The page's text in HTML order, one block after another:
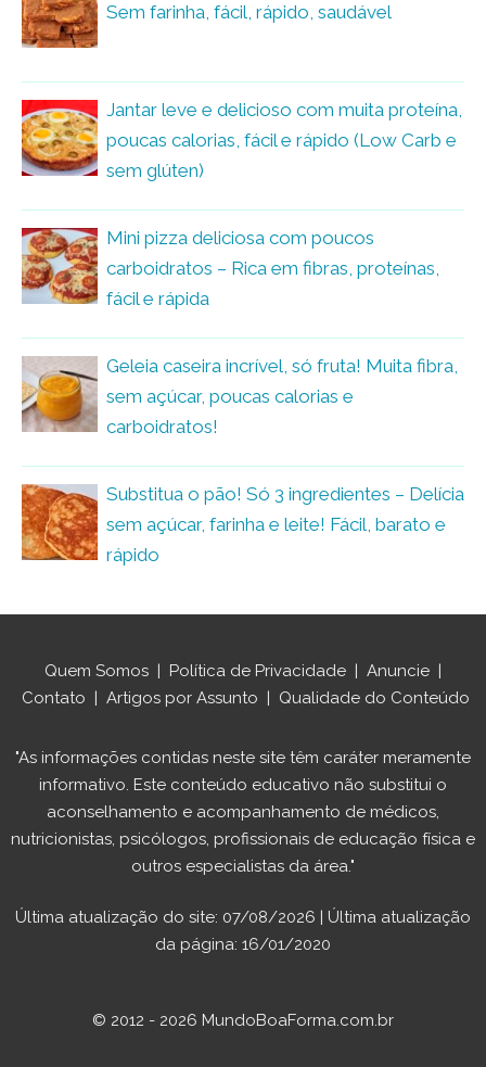
Sem farinha, fácil, rápido, saudável
Jantar leve e delicioso com muita proteína,
poucas calorias, fácil e rápido (Low Carb e
sem glúten)
Mini pizza deliciosa com poucos
carboidratos – Rica em fibras, proteínas,
fácil e rápida
Geleia caseira incrível, só fruta! Muita fibra,
sem açúcar, poucas calorias e
carboidratos!
Substitua o pão! Só 3 ingredientes – Delícia
sem açúcar, farinha e leite! Fácil, barato e
rápido
Quem Somos | Política de Privacidade | Anuncie |
Contato | Artigos por Assunto | Qualidade do Conteúdo
"As informações contidas neste site têm caráter meramente
informativo. Este conteúdo educativo não substitui o
aconselhamento e acompanhamento de médicos,
nutricionistas, psicólogos, profissionais de educação física e
outros especialistas da área."
Última atualização do site: 07/08/2026 | Última atualização
da página: 16/01/2020
© 2012 - 2026 MundoBoaForma.com.br